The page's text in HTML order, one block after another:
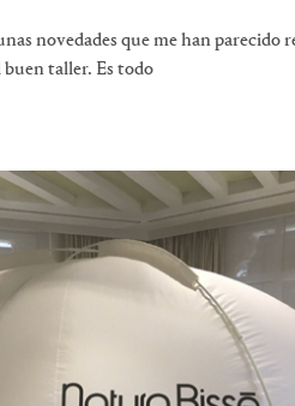
novedades que me han parecido
buen taller. Es todo